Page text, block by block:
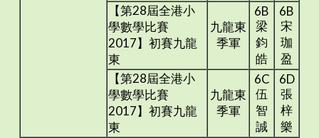
【第28屆全港小
學數學比賽
2017】初賽九龍
東
九龍東
季軍
6B
梁
鈞
皓
6B
宋
珈
盈
【第28屆全港小
學數學比賽
2017】初賽九龍
東
九龍東
季軍
6C
伍
智
誠
6D
張
梓
樂